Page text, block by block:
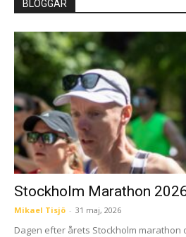
BLOGGAR
Stockholm Marathon
Mikael Tisjö - 31 maj, 2026
Dagen efter årets Stockholm marathon